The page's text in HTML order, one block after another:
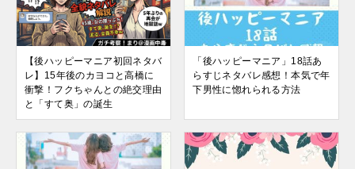
【後ハッピーマニア初回ネタバ
レ】15年後のカヨコと高橋に
衝撃！フクちゃんとの絶交理由
と「すて奥」の誕生
「後ハッピーマニア」18話あ
らすじネタバレ感想！本気で年
下男性に惚れられる方法